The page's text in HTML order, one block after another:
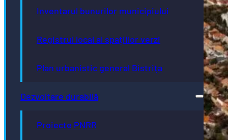
Inventarul bunurilor municipiului
Registrul local al spațiilor verzi
Plan urbanistic general Bistrița
Dezvoltare durabilă
Proiecte PNRR